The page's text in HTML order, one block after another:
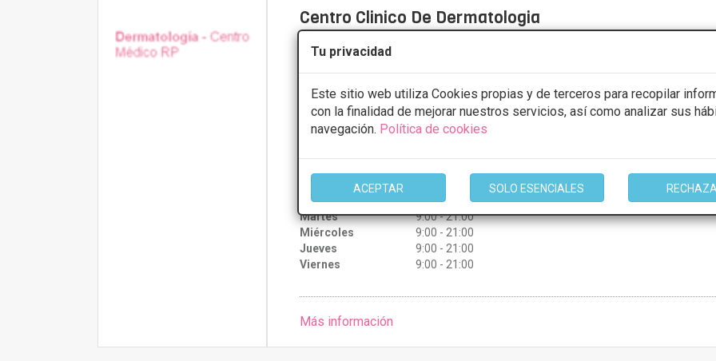
Tu privacidad
Este sitio web utiliza Cookies propias y de terceros para recopilar
con la finalidad de mejorar nuestros servicios, así como analizar sus
navegación. Política de cookies
ACEPTAR SOLO ESENCIALES
Centro Clinico De Dermatologia
3.7
Presupuestos con5% de descuento *
CONSULTAR/CITA/PRESUPUESTO
Lunes
9:00 - 21:00
Martes
9:00 - 21:00
Miércoles
9:00 - 21:00
Jueves
9:00 - 21:00
Viernes
9:00 - 21:00
Más información